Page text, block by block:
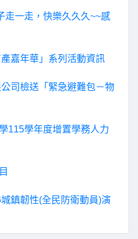
走一走，快樂久久久~~感
嘉年華」系列活動資訊
司檢送「緊急避難包－物
115學年度增置學務人力
鎮韌性(全民防衛動員)演